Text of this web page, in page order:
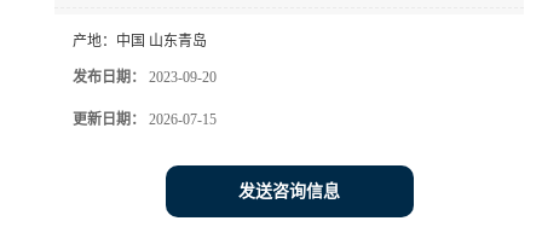
产地： 中国 山东青岛
发布日期： 2023-09-20
更新日期： 2026-07-15
发送咨询信息